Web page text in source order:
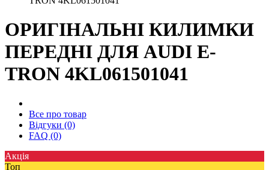
ОРИГІНАЛЬНІ КИЛИМКИ
ПЕРЕДНІ ДЛЯ AUDI E-
TRON 4KL061501041
Все про товар
Відгуки (0)
FAQ (0)
Акція
Топ